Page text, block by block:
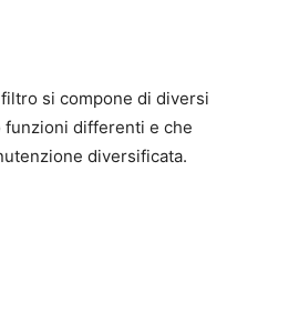
si compone di diversi
funzioni differenti e che
diversificata.